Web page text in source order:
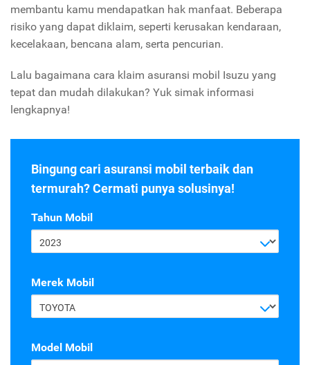
membantu kamu mendapatkan hak manfaat. Beberapa
risiko yang dapat diklaim, seperti kerusakan kendaraan,
kecelakaan, bencana alam, serta pencurian.
Lalu bagaimana cara klaim asuransi mobil Isuzu yang
tepat dan mudah dilakukan? Yuk simak informasi
lengkapnya!
Bingung cari asuransi mobil terbaik dan
termurah? Cermati punya solusinya!
Tahun Mobil
2023
Merek Mobil
TOYOTA
Model Mobil